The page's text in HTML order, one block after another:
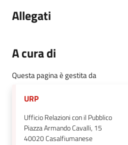
Allegati
A cura di
Questa pagina è gestita da
URP
Ufficio Relazioni con il Pubblico
Piazza Armando Cavalli, 15
40020Casalfiumanese